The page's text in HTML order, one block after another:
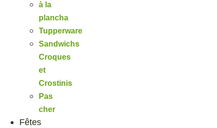
à la
plancha
Tupperware
Sandwichs
Croques
et
Crostinis
Pas
cher
Fêtes